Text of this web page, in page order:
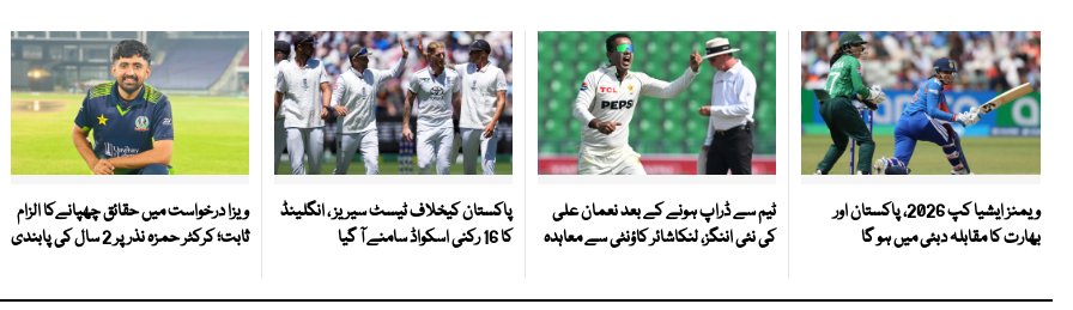
ویمنز ایشیا کپ 2026، پاکستان اور
بھارت کا مقابلہ دبئی میں ہو گا
ٹیم سے ڈراپ ہونے کے بعد نعمان علی
کی نئی اننگز، لنکاشائر کاؤنٹی سے معاہدہ
پاکستان کیخلاف ٹیسٹ سیریز ، انگلینڈ
کا 16 رکنی اسکواڈ سامنے آ گیا
ویزا درخواست میں حقائق چھپانےکا الزام
ثابت؛ کرکٹر حمزہ نذر پر 2 سال کی پابندی